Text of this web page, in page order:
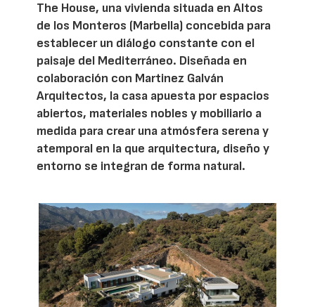
The House, una vivienda situada en Altos
de los Monteros (Marbella) concebida para
establecer un diálogo constante con el
paisaje del Mediterráneo. Diseñada en
colaboración con Martinez Galván
Arquitectos, la casa apuesta por espacios
abiertos, materiales nobles y mobiliario a
medida para crear una atmósfera serena y
atemporal en la que arquitectura, diseño y
entorno se integran de forma natural.